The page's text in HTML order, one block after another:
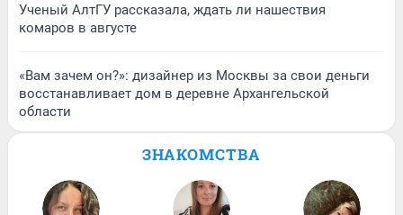
Ученый АлтГУ рассказала, ждать ли нашествия
комаров в августе
«Вам зачем он?»: дизайнер из Москвы за свои деньги
восстанавливает дом в деревне Архангельской
области
ЗНАКОМСТВА